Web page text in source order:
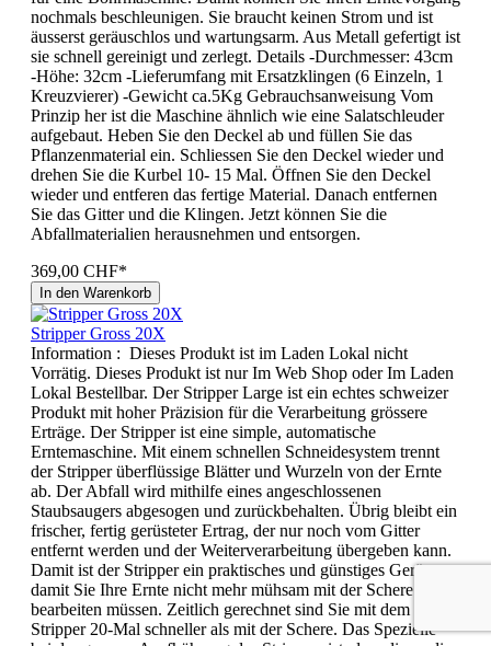
nochmals beschleunigen. Sie braucht keinen Strom und ist
äusserst geräuschlos und wartungsarm. Aus Metall gefertigt ist
sie schnell gereinigt und zerlegt. Details -Durchmesser: 43cm
-Höhe: 32cm -Lieferumfang mit Ersatzklingen (6 Einzeln, 1
Kreuzvierer) -Gewicht ca.5Kg Gebrauchsanweisung Vom
Prinzip her ist die Maschine ähnlich wie eine Salatschleuder
aufgebaut. Heben Sie den Deckel ab und füllen Sie das
Pflanzenmaterial ein. Schliessen Sie den Deckel wieder und
drehen Sie die Kurbel 10- 15 Mal. Öffnen Sie den Deckel
wieder und entferen das fertige Material. Danach entfernen
Sie das Gitter und die Klingen. Jetzt können Sie die
Abfallmaterialien herausnehmen und entsorgen.
369,00 CHF*
In den Warenkorb
Stripper Gross 20X
Information : Dieses Produkt ist im Laden Lokal nicht
Vorrätig. Dieses Produkt ist nur Im Web Shop oder Im Laden
Lokal Bestellbar. Der Stripper Large ist ein echtes schweizer
Produkt mit hoher Präzision für die Verarbeitung grössere
Erträge. Der Stripper ist eine simple, automatische
Erntemaschine. Mit einem schnellen Schneidesystem trennt
der Stripper überflüssige Blätter und Wurzeln von der Ernte
ab. Der Abfall wird mithilfe eines angeschlossenen
Staubsaugers abgesogen und zurückbehalten. Übrig bleibt ein
frischer, fertig gerüsteter Ertrag, der nur noch vom Gitter
entfernt werden und der Weiterverarbeitung übergeben kann.
Damit ist der Stripper ein praktisches und günstiges Gerät,
damit Sie Ihre Ernte nicht mehr mühsam mit der Schere
bearbeiten müssen. Zeitlich gerechnet sind Sie mit dem
Stripper 20-Mal schneller als mit der Schere. Das Spezielle